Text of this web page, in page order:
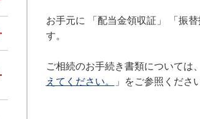
お手元に 「配当金領収証」 「振
す。
ご相続のお手続き書類については
えてください。
」をご参照くださ